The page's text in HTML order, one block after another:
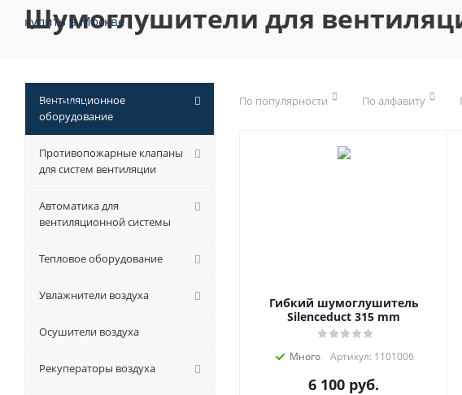
шумоглушители для
По популярности По алфавиту
Гибкий шумоглушитель
Silenceduct 315 mm
Много Артикул: 1101006
6 100 руб.
Вентиляционное
оборудование
Противопожарные клапаны
для систем вентиляции
Автоматика для
вентиляционной системы
Тепловое оборудование
Увлажнители воздуха
Осушители воздуха
Рекуператоры воздуха